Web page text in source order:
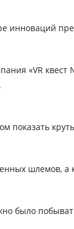
инноваций
«VR
показать
шлемов,
было